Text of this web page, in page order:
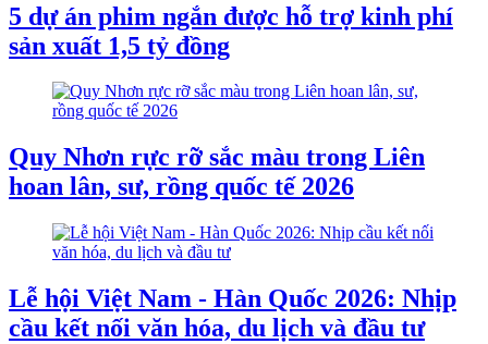
5 dự án phim ngắn được hỗ trợ kinh phí
sản xuất 1,5 tỷ đồng
Quy Nhơn rực rỡ sắc màu trong Liên
hoan lân, sư, rồng quốc tế 2026
Lễ hội Việt Nam - Hàn Quốc 2026: Nhịp
cầu kết nối văn hóa, du lịch và đầu tư